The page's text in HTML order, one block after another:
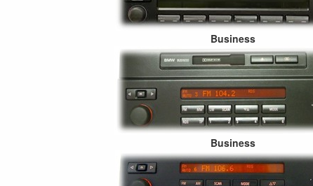
Business
Business